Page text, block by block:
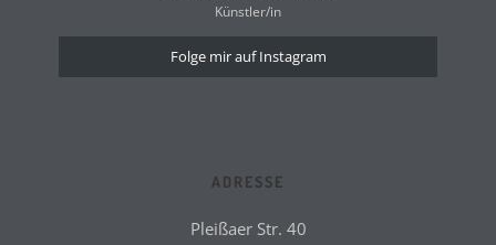
Künstler/in
Folge mir auf Instagram
ADRESSE
Pleißaer Str. 40